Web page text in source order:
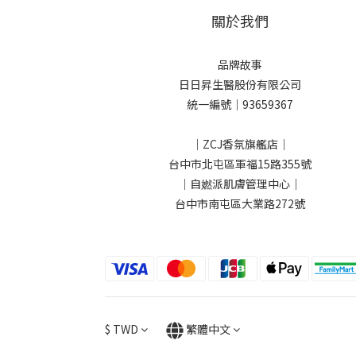
關於我們
品牌故事
日日昇生醫股份有限公司
統一編號｜93659367
｜ZCJ香氛旗艦店｜
台中市北屯區軍福15路355號
｜自㜣派肌膚管理中心｜
台中市南屯區大業路272號
$ TWD 繁體中文